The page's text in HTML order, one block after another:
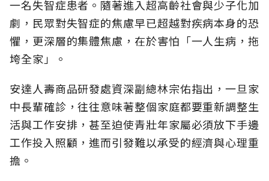
一名失智症患者。隨著進入超高齡社會與少子化加
劇，民眾對失智症的焦慮早已超越對疾病本身的恐
懼，更深層的集體焦慮，在於害怕「一人生病，拖
垮全家」。
安達人壽商品研發處資深副總林宗佑指出，一旦家
中長輩確診，往往意味著整個家庭都要重新調整生
活與工作安排，甚至迫使青壯年家屬必須放下手邊
工作投入照顧，進而引發難以承受的經濟與心理重
擔。